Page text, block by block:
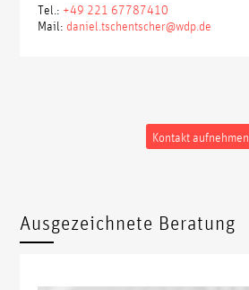
Tel.: +49 221 67787410
Mail: daniel.tschentscher@wdp.de
Kontakt aufnehmen
Ausgezeichnete Beratung